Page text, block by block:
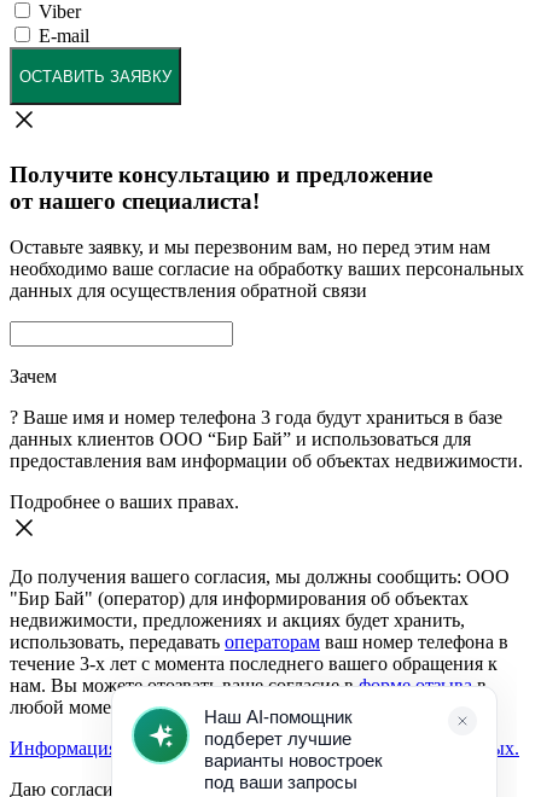
Viber
E-mail
ОСТАВИТЬ ЗАЯВКУ
Получите консультацию и предложение
от нашего специалиста!
Оставьте заявку, и мы перезвоним вам, но перед этим нам
необходимо ваше согласие на обработку ваших персональных
данных для осуществления обратной связи
Зачем
? Ваше имя и номер телефона 3 года будут храниться в базе
данных клиентов ООО “Бир Бай” и использоваться для
предоставления вам информации об объектах недвижимости.
Подробнее о ваших правах.
До получения вашего согласия, мы должны сообщить: ООО
"Бир Бай" (оператор) для информирования об объектах
недвижимости, предложениях и акциях будет хранить,
использовать, передавать операторам ваш номер телефона в
течение 3-х лет с момента последнего вашего обращения к
нам. Вы можете отозвать ваше согласие вформе отзывав
любой момент.
Информация о согласии на обработку персональных данных.
Даю согласие: